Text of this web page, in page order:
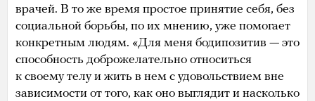
врачей. В то же время простое принятие себя, без
социальной борьбы, по их мнению, уже помогает
конкретным людям. «Для меня бодипозитив — это
способность доброжелательно относиться
к своему телу и жить в нем с удовольствием вне
зависимости от того, как оно выглядит и насколько